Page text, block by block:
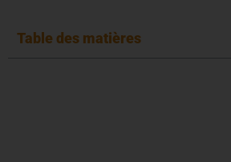
Table des matières